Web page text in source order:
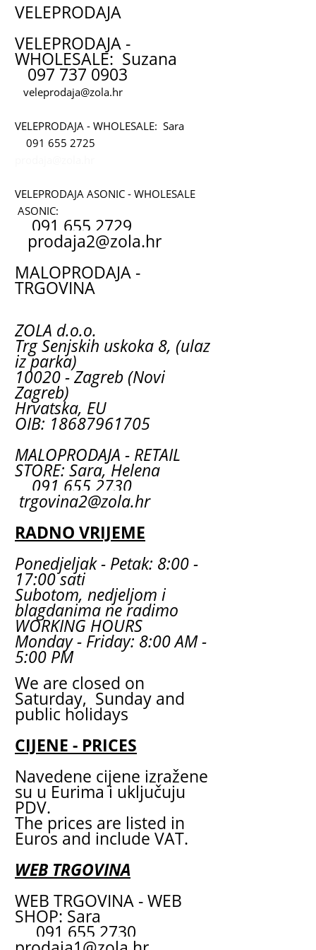
VELEPRODAJA
VELEPRODAJA -
WHOLESALE: Suzana
097 737 0903
veleprodaja@zola.hr
VELEPRODAJA - WHOLESALE: Sara
091 655 2725
VELEPRODAJA ASONIC - WHOLESALE
ASONIC:
091 655 2729
prodaja2@zola.hr
MALOPRODAJA -
TRGOVINA
ZOLA d.o.o.
Trg Senjskih uskoka 8, (ulaz
iz parka)
10020 - Zagreb (Novi
Zagreb)
Hrvatska, EU
OIB: 18687961705
MALOPRODAJA - RETAIL
STORE: Sara, Helena
091 655 2730
trgovina2@zola.hr
RADNO VRIJEME
Ponedjeljak - Petak: 8:00 -
17:00 sati
Subotom, nedjeljom i
blagdanima ne radimo
WORKING HOURS
Monday - Friday: 8:00 AM -
5:00 PM
We are closed on
Saturday, Sunday and
public holidays
CIJENE - PRICES
Navedene cijene izražene
su u Eurima i uključuju
PDV.
The prices are listed in
Euros and include VAT.
WEB TRGOVINA
WEB TRGOVINA - WEB
SHOP: Sara
091 655 2730